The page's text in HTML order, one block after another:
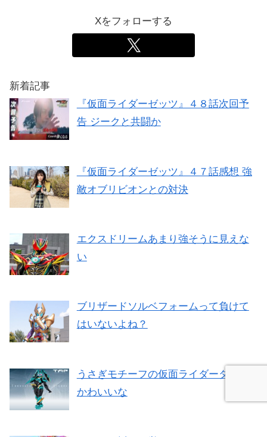
Xをフォローする
新着記事
『仮面ライダーゼッツ』４８話次回予
告 ジークと共闘か
『仮面ライダーゼッツ』４７話感想 強
敵オブリビオンとの対決
エクスドリームあまり強そうに見えな
い
ブリザードソルベフォームって負けて
はいないよね？
うさぎモチーフの仮面ライダーダット
かわいいな